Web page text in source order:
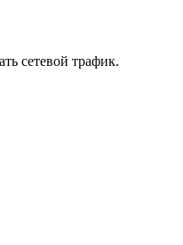
сетевой трафик.